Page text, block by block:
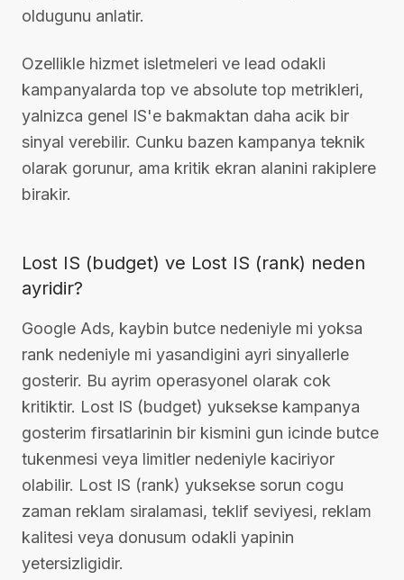
oldugunu anlatir.
Ozellikle hizmet isletmeleri ve lead odakli
kampanyalarda top ve absolute top metrikleri,
yalnizca genel IS'e bakmaktan daha acik bir
sinyal verebilir. Cunku bazen kampanya teknik
olarak gorunur, ama kritik ekran alanini rakiplere
birakir.
Lost IS (budget) ve Lost IS (rank) neden
ayridir?
Google Ads, kaybin butce nedeniyle mi yoksa
rank nedeniyle mi yasandigini ayri sinyallerle
gosterir. Bu ayrim operasyonel olarak cok
kritiktir. Lost IS (budget) yuksekse kampanya
gosterim firsatlarinin bir kismini gun icinde butce
tukenmesi veya limitler nedeniyle kaciriyor
olabilir. Lost IS (rank) yuksekse sorun cogu
zaman reklam siralamasi, teklif seviyesi, reklam
kalitesi veya donusum odakli yapinin
yetersizligidir.